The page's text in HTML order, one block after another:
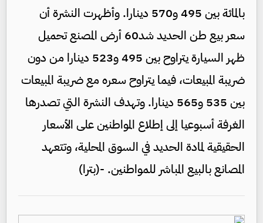
بالمائة بين 495 و570 دينارا. وأظهرت النشرة أن
سعر بيع طن الحديد شد60 أرض المصنع تحميل
ظهر السيارة يتراوح بين 495 و523 دينارا من دون
ضريبة المبيعات، فيما يتراوح سعره مع ضريبة المبيعات
بين 535 و565 دينارا. وتهدف النشرة التي تصدرها
الغرفة أسبوعيا إلى إطلاع المواطنين على الأسعار
الحقيقية لمادة الحديد في السوق المحلية، وتتعهد
المصانع بالبيع المباشر للمواطنين. -(بترا)